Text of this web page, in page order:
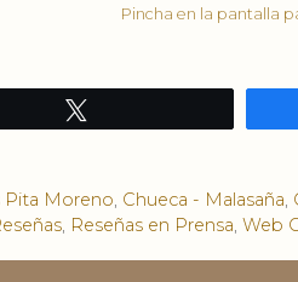
Pincha en la pantalla
Pita Moreno, Chueca - Malasaña,
, Reseñas en Prensa, Web